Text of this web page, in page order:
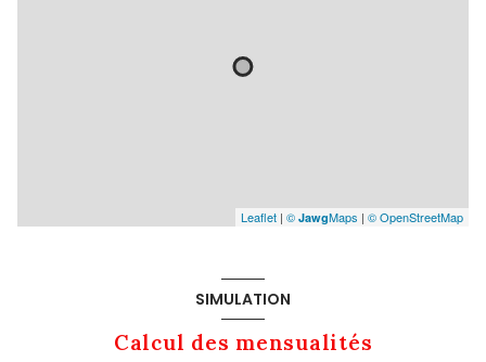
Leaflet | © JawgMaps | © OpenStreetMap
SIMULATION
Calcul des mensualités